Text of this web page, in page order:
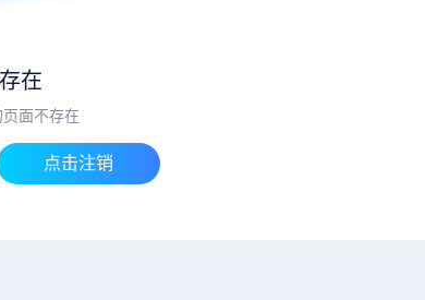
在
面不存在
点击注销